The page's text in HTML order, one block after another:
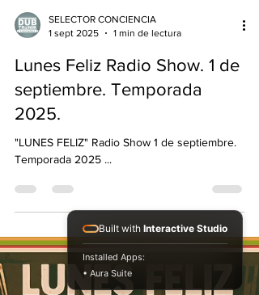
SELECTOR CONCIENCIA
1 sept 2025
1 min de lectura
Built with Interactive Studio
Installed Apps:
• Aura Suite